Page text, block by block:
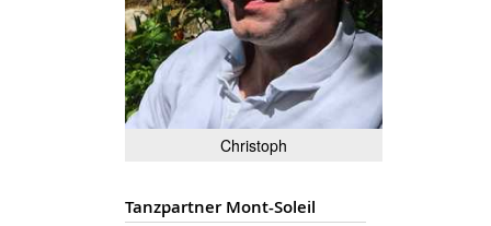
Christoph
Tanzpartner Mont-Soleil